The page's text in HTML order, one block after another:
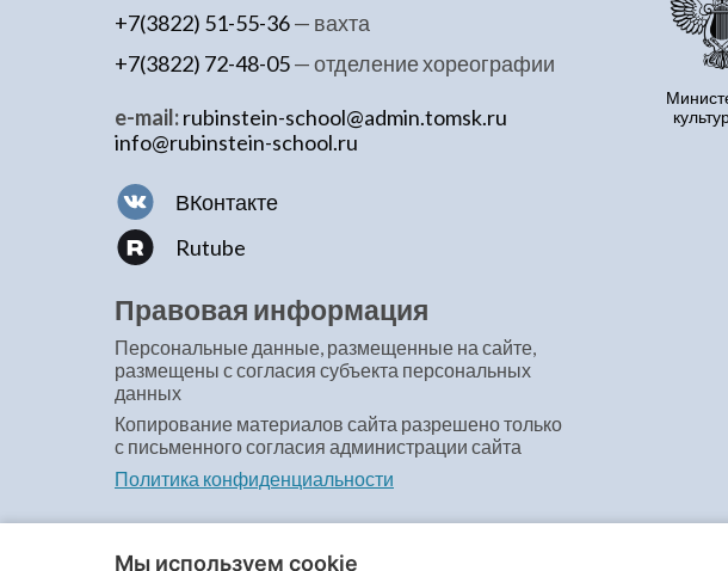
+7(3822) 51-55-36— вахта
+7(3822) 72-48-05— отделение хореографии
e-mail:rubinstein-school@admin.tomsk.ru
info@rubinstein-school.ru
ВКонтакте
Rutube
Правовая информация
Персональные данные, размещенные на сайте,
размещены с согласия субъекта персональных
данных
Копирование материалов сайта разрешено только
с письменного согласия администрации сайта
Политика конфиденциальности
Мы используем cookie